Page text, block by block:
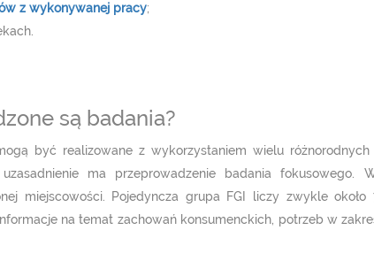
z wykonywanej pracy;
są badania?
być realizowane z wykorzystaniem wielu
ma przeprowadzenie badania
miejscowości. Pojedyncza grupa FGI liczy zwykle
na temat zachowań konsumenckich, potrzeb w